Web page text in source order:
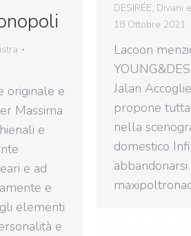
DESIRÉE, Divani
18 Ottobre 2021
Lacoon
Jalan
propone
nella
domestico
originale e
Massima
e
e ad
e
elementi
e